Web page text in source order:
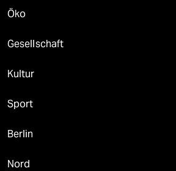
Öko
Gesellschaft
Kultur
Sport
Berlin
Nord